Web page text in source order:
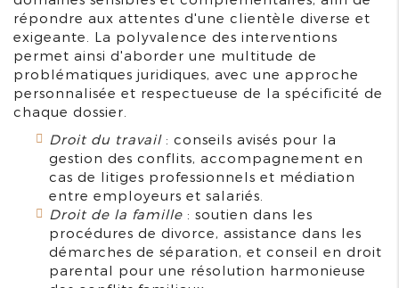
répondre aux attentes d'une clientèle diverse et
exigeante. La polyvalence des interventions
permet ainsi d'aborder une multitude de
problématiques juridiques, avec une approche
personnalisée et respectueuse de la spécificité de
chaque dossier.
Droit du travail: conseils avisés pour la
gestion des conflits, accompagnement en
cas de litiges professionnels et médiation
entre employeurs et salariés.
Droit de la famille : soutien dans les
procédures de divorce, assistance dans les
démarches de séparation, et conseil en droit
parental pour une résolution harmonieuse